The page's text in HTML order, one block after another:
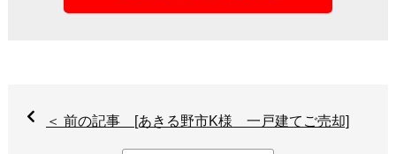
＜ 前の記事 [あきる野市K様 一戸建てご売却]